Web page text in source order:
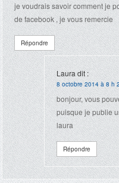
je voudrais savoir comment je
de facebook , je vous remercie
Répondre
Laura dit :
8 octobre 2014 à 8 h
bonjour, vous
puisque je publie
laura
Répondre